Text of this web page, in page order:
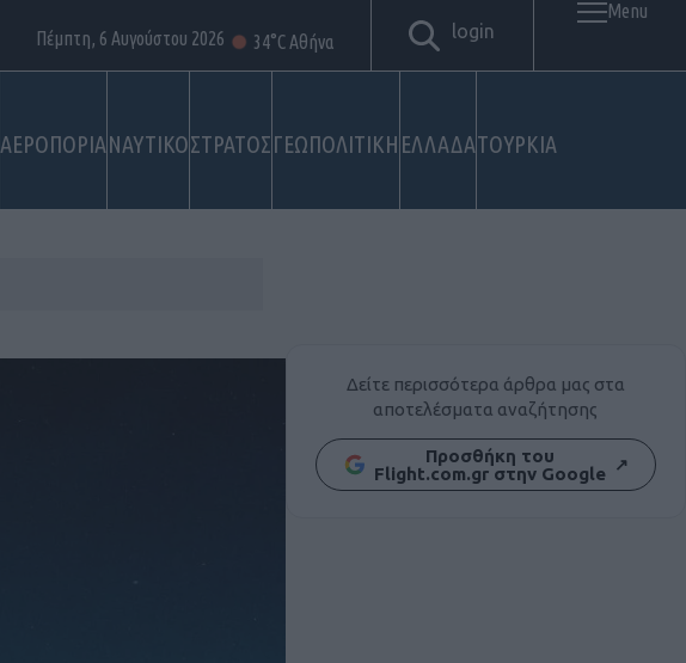
ΑΕΡΟΠΟΡΙΑΝΑΥΤΙΚΟΣΤΡΑΤΟΣΓΕΩΠΟΛΙΤΙΚΗ ΕΛΛΑΔΑΤΟΥΡΚΙΑ
Πέμπτη, 6 Αυγούστου 2026 34°C Αθήνα login
Menu
Δείτε περισσότερα άρθρα μας στα
αποτελέσματα αναζήτησης
Προσθήκη του
Flight.com.gr στην Google ↗